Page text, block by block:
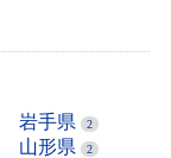
岩手県 2
山形県 2